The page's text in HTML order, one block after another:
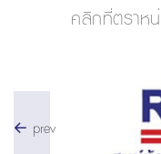
คลิกที่ตราห
prev